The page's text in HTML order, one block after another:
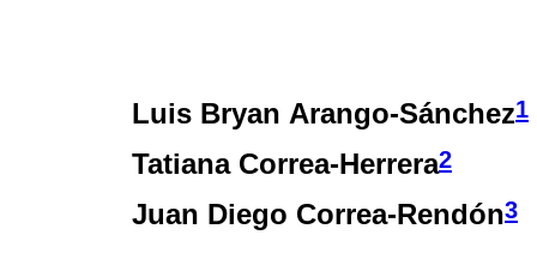
Luis Bryan Arango-Sánchez1
Tatiana Correa-Herrera2
Juan Diego Correa-Rendón3